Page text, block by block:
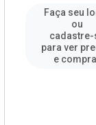
Faça seu
ou
cadastre-
para ver
e